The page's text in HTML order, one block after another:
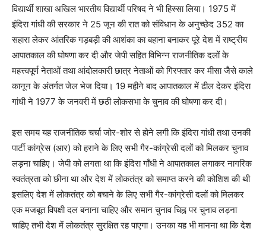
विद्यार्थी शाखा अखिल भारतीय विद्यार्थी परिषद ने भी हिस्सा लिया। 1975 में
इंदिरा गांधी की सरकार ने 25 जून की रात को संविधान के अनुच्छेद 352 का
सहारा लेकर आंतरिक गड़बड़ी की आशंका का बहाना बनाकर पूरे देश में राष्ट्रीय
आपातकाल की घोषणा कर दी और जेपी सहित विभिन्न राजनीतिक दलों के
महत्त्वपूर्ण नेताओं तथा आंदोलकारी छात्र नेताओं को गिरफ्तार कर मीसा जैसे काले
कानून के अंतर्गत जेल भेज दिया। 19 महीने बाद आपातकाल में ढील देकर इंदिरा
गांधी ने 1977 के जनवरी में छठी लोकसभा के चुनाव की घोषणा कर दी।
इस समय यह राजनीतिक चर्चा जोर-शोर से होने लगी कि इंदिरा गांधी तथा उनकी
पार्टी कांग्रेस (आर) को हराने के लिए सभी गैर-कांग्रेसी दलों को मिलकर चुनाव
लड़ना चाहिए। जेपी को लगता था कि इंदिरा गाँधी ने आपातकाल लगाकर नागरिक
स्वतंत्रता को छीना था और देश में लोकतंत्र को समाप्त करने की कोशिश की थी
इसलिए देश में लोकतंत्र को बचाने के लिए सभी गैर-कांग्रेसी दलों को मिलकर
एक मजबूत विपक्षी दल बनाना चाहिए और समान चुनाव चिह्न पर चुनाव लड़ना
चाहिए तभी देश में लोकतंत्र सुरक्षित रह पाएगा। उनका यह भी मानना था कि देश